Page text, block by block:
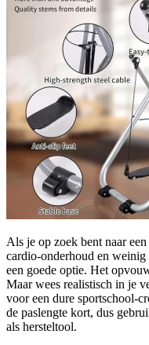
Als je op zoek bent naar
cardio-onderhoud en
een goede optie. Het
Maar wees realistisch in je
voor een dure sportschool-
de paslengte kort, dus
als hersteltool.